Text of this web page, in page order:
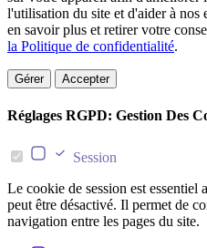
l'utilisation du site et d'aider à
en savoir plus et retirer votre
la Politique de confidentialité.
Gérer Accepter
Réglages RGPD: Gestion Des
Session
Le cookie de session est essentiel
peut être désactivé. Il permet de
navigation entre les pages du site.